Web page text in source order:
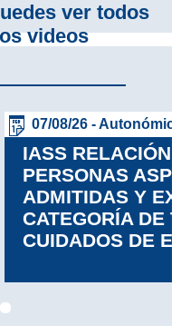
ver todos
videos
DE
EN